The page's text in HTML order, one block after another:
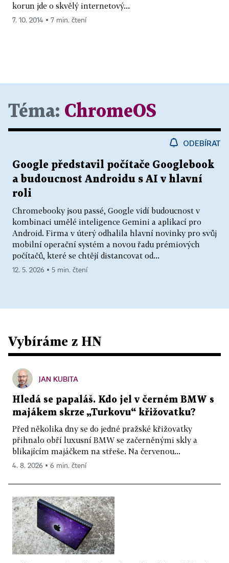
korun jde o skvělý internetový...
7. 10. 2014 ▪ 7 min. čtení
Téma: ChromeOS
ODEBÍRAT
Google představil počítače Googlebook
a budoucnost Androidu s AI v hlavní
roli
Chromebooky jsou passé, Google vidí budoucnost v
kombinaci umělé inteligence Gemini a aplikací pro
Android. Firma v úterý odhalila hlavní novinky pro svůj
mobilní operační systém a novou řadu prémiových
počítačů, které se chtějí distancovat od...
12. 5. 2026 ▪ 5 min. čtení
Vybíráme z HN
JAN KUBITA
Hledá se papaláš. Kdo jel v černém BMW s
majákem skrze „Turkovu“ křižovatku?
Před několika dny se do jedné pražské křižovatky
přihnalo obří luxusní BMW se začerněnými skly a
blikajícím majáčkem na střeše. Na červenou...
4. 8. 2026 ▪ 6 min. čtení